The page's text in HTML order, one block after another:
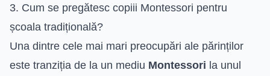
3. Cum se pregătesc copiii Montessori pentru
școala tradițională?
Una dintre cele mai mari preocupări ale părinților
este tranziția de la un mediu Montessori la unul